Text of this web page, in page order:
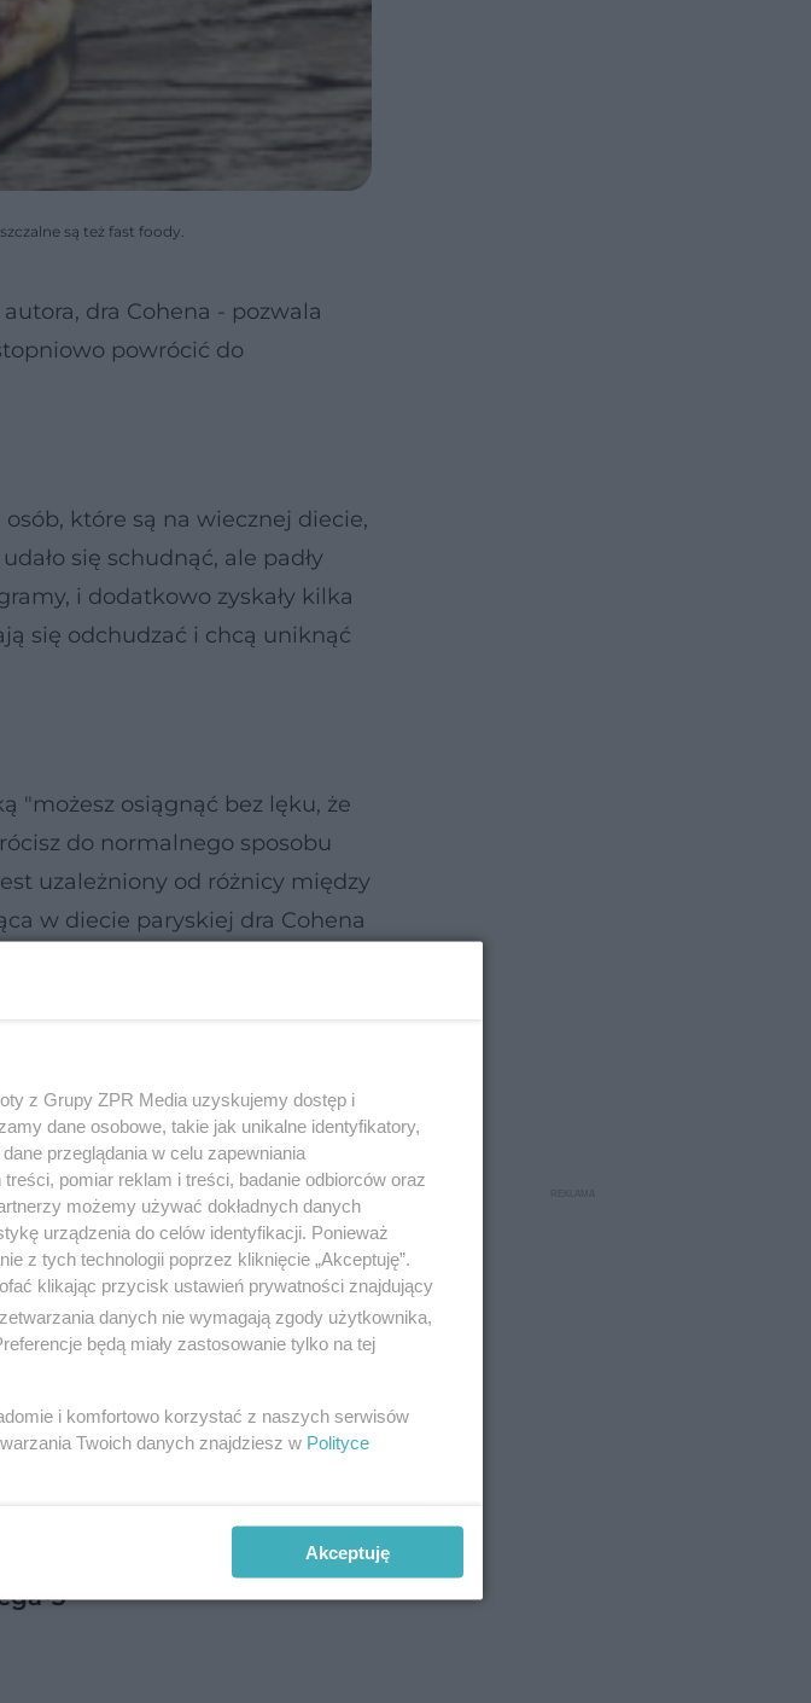
są też fast foody.
dra Cohena - pozwala
powrócić do
które są na wiecznej diecie,
się schudnąć, ale padły
i dodatkowo zyskały kilka
się odchudzać i chcą uniknąć
"możesz osiągnąć bez lęku, że
do normalnego sposobu
uzależniony od różnicy między
w diecie paryskiej dra Cohena
Café, Bistro i Gourmet.
to skuteczna metoda
3D chili jest sku…
3
z Grupy ZPR Media uzyskujemy dostęp i
dane osobowe, takie jak unikalne identyfikatory,
przeglądania w celu zapewniania
pomiar reklam i treści, badanie odbiorców oraz
możemy używać dokładnych danych
urządzenia do celów identyfikacji. Ponieważ
z tych technologii poprzez kliknięcie „Akceptuję”.
klikając przycisk ustawień prywatności znajdujący
danych nie wymagają zgody użytkownika,
będą miały zastosowanie tylko na tej
i komfortowo korzystać z naszych serwisów
Twoich danych znajdziesz w Polityce
Akceptuję